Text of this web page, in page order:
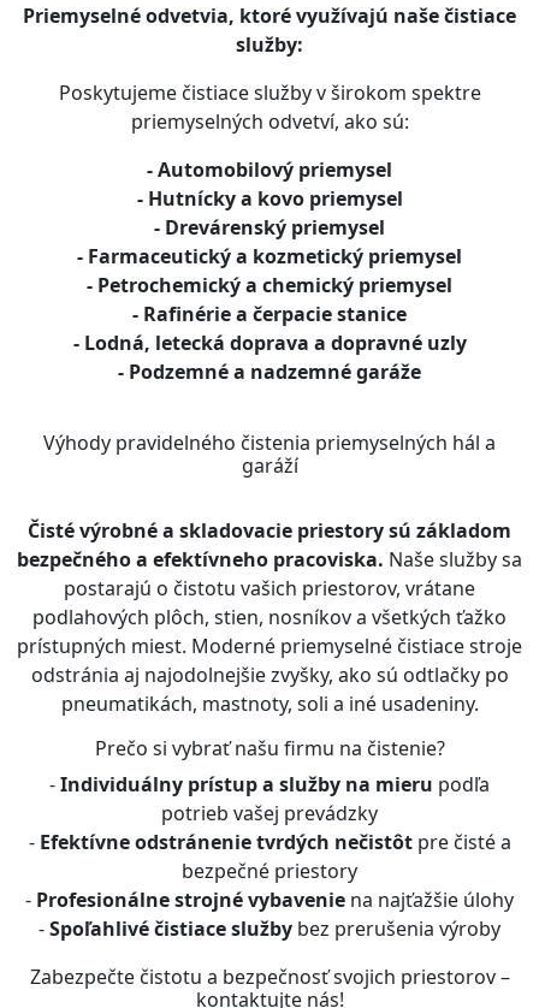
Priemyselné odvetvia, ktoré využívajú naše čistiace
služby:
Poskytujeme čistiace služby v širokom spektre
priemyselných odvetví, ako sú:
- Automobilový priemysel
- Hutnícky a kovo priemysel
- Drevárenský priemysel
- Farmaceutický a kozmetický priemysel
- Petrochemický a chemický priemysel
- Rafinérie a čerpacie stanice
- Lodná, letecká doprava a dopravné uzly
- Podzemné a nadzemné garáže
Výhody pravidelného čistenia priemyselných hál a
garáží
Čisté výrobné a skladovacie priestory sú základom
bezpečného a efektívneho pracoviska. Naše služby sa
postarajú o čistotu vašich priestorov, vrátane
podlahových plôch, stien, nosníkov a všetkých ťažko
prístupných miest. Moderné priemyselné čistiace stroje
odstránia aj najodolnejšie zvyšky, ako sú odtlačky po
pneumatikách, mastnoty, soli a iné usadeniny.
Prečo si vybrať našu firmu na čistenie?
-Individuálny prístup a služby na mieru podľa
potrieb vašej prevádzky
- Efektívne odstránenie tvrdých nečistôtpre čisté a
bezpečné priestory
- Profesionálne strojné vybavenie na najťažšie úlohy
-Spoľahlivé čistiace služby bez prerušenia výroby
Zabezpečte čistotu a bezpečnosť svojich priestorov –
kontaktujte nás!